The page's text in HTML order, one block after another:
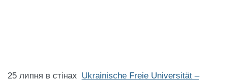
25 липня в стінах Ukrainische Freie Universität –